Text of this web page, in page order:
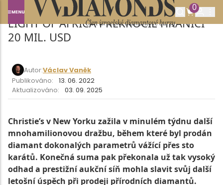
0
LIGHT OF AFRICA PŘEKROČIL HRANICI
20 MIL. USD
Autor:Václav Vaněk
Publikováno:
13. 06. 2022
Aktualizováno:
03. 09. 2025
Christie’s v New Yorku zažila v minulém týdnu další
mnohamilionovou dražbu, během které byl prodán
diamant dokonalých parametrů vážící přes sto
karátů. Konečná suma pak překonala už tak vysoký
odhad a prestižní aukční síň mohla slavit svůj další
letošní úspěch při prodeji přírodních diamantů.